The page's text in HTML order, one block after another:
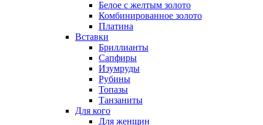
Белое с желтым золото
Комбинированное золото
Платина
Вставки
Бриллианты
Сапфиры
Изумруды
Рубины
Топазы
Танзаниты
Для кого
Для женщин